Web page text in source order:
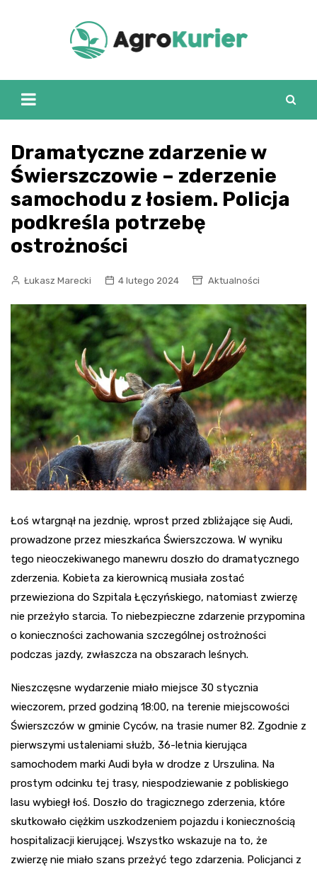
Dramatyczne zdarzenie w
Świerszczowie – zderzenie
samochodu z łosiem. Policja
podkreśla potrzebę
ostrożności
Łukasz Marecki 4 lutego 2024 Aktualności
Łoś wtargnął na jezdnię, wprost przed zbliżające się Audi,
prowadzone przez mieszkańca Świerszczowa. W wyniku
tego nieoczekiwanego manewru doszło do dramatycznego
zderzenia. Kobieta za kierownicą musiała zostać
przewieziona do Szpitala Łęczyńskiego, natomiast zwierzę
nie przeżyło starcia. To niebezpieczne zdarzenie przypomina
o konieczności zachowania szczególnej ostrożności
podczas jazdy, zwłaszcza na obszarach leśnych.
Nieszczęsne wydarzenie miało miejsce 30 stycznia
wieczorem, przed godziną 18:00, na terenie miejscowości
Świerszczów w gminie Cyców, na trasie numer 82. Zgodnie z
pierwszymi ustaleniami służb, 36-letnia kierująca
samochodem marki Audi była w drodze z Urszulina. Na
prostym odcinku tej trasy, niespodziewanie z pobliskiego
lasu wybiegł łoś. Doszło do tragicznego zderzenia, które
skutkowało ciężkim uszkodzeniem pojazdu i koniecznością
hospitalizacji kierującej. Wszystko wskazuje na to, że
zwierzę nie miało szans przeżyć tego zdarzenia. Policjanci z